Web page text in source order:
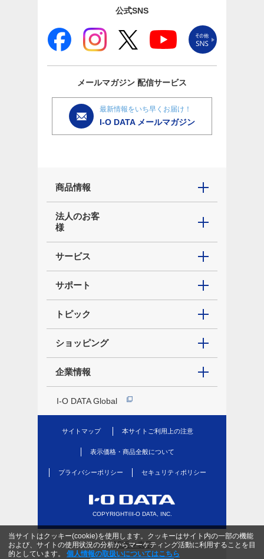
公式SNS
メールマガジン 配信サービス
最新情報をいち早くお届け！
I-O DATA メールマガジン
商品情報
法人のお客
様
サービス
サポート
トピック
ショッピング
企業情報
I-O DATA Global
サイトマップ 本サイトご利用上の注意
表示価格・商品全般について
プライバシーポリシー セキュリティポリシー
COPYRIGHT©I-O DATA, INC.
当サイトはクッキー(cookie)を使用します。クッキーはサイト内の一部の機能
および、サイトの使用状況の分析からマーケティング活動に利用することを目
的としています。
個人情報の取扱いについてはこちら
PC版を表示